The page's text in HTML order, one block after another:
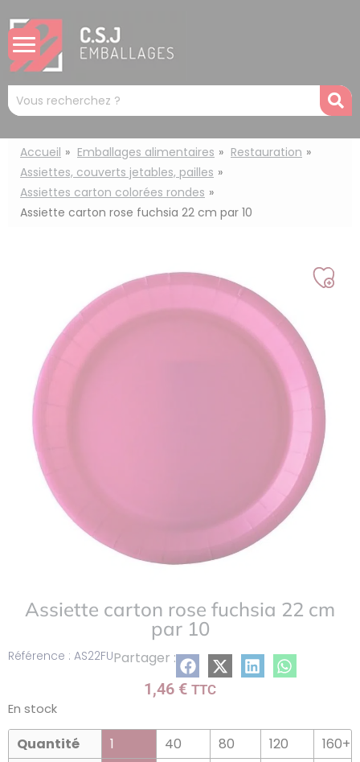
Mots
clés
:
Accueil Emballages alimentaires
Restauration
Assiettes, couverts jetables, pailles
Assiettes carton colorées rondes
Assiette carton rose fuchsia 22 cm par 10
Référence : AS22FUPartager :
Assiette carton rose fuchsia 22 cm
par 10
1,46 € TTC
En stock
Quantité
1
40
80
120
160+